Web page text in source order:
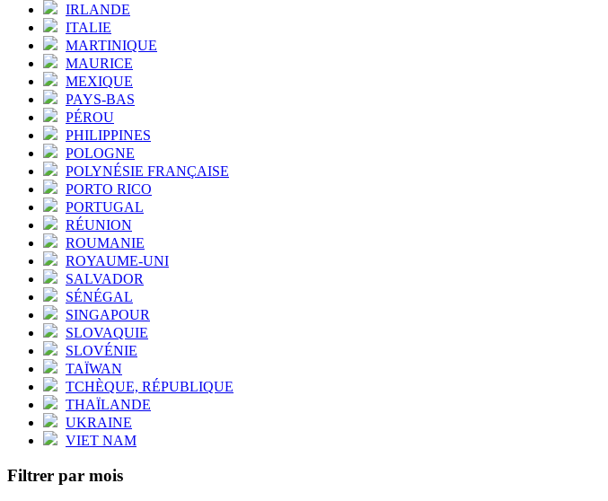
IRLANDE
ITALIE
MARTINIQUE
MAURICE
MEXIQUE
PAYS-BAS
PÉROU
PHILIPPINES
POLOGNE
POLYNÉSIE FRANÇAISE
PORTO RICO
PORTUGAL
RÉUNION
ROUMANIE
ROYAUME-UNI
SALVADOR
SÉNÉGAL
SINGAPOUR
SLOVAQUIE
SLOVÉNIE
TAÏWAN
TCHÈQUE, RÉPUBLIQUE
THAÏLANDE
UKRAINE
VIET NAM
Filtrer par mois